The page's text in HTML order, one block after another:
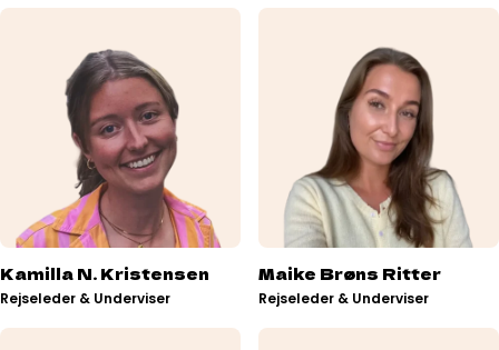
Kamilla N. Kristensen
Rejseleder & Underviser
Maike Brøns Ritter
Rejseleder & Underviser